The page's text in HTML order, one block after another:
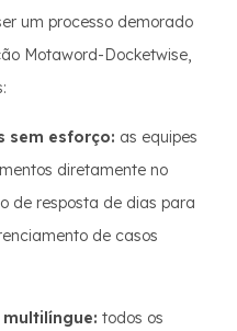
um processo demorado
Motaword-Docketwise,
sem esforço: as equipes
diretamente no
de resposta de dias para
de casos
todos os